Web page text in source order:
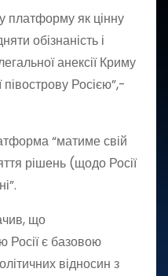
платформу як цінну
обізнаність і
анексії Криму
півострову Росією”,-
“матиме свій
рішень (щодо Росії
що
Росії є базовою
відносин з